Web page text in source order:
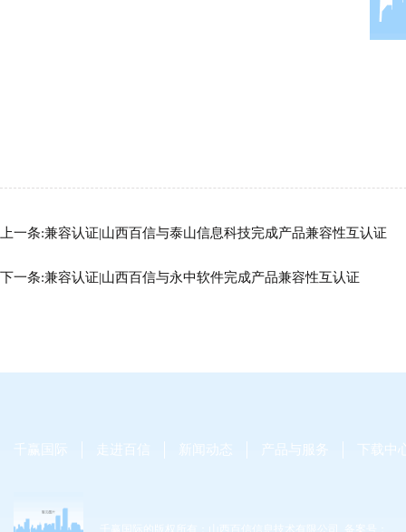
上一条:兼容认证|山西百信与泰山信息科技完成产品兼容性互认证
下一条:兼容认证|山西百信与永中软件完成产品兼容性互认证
千赢国际 走进百信 新闻动态 产品与服务 下载中
千赢国际的版权所有：山西百信信息技术有限公司 备案号：